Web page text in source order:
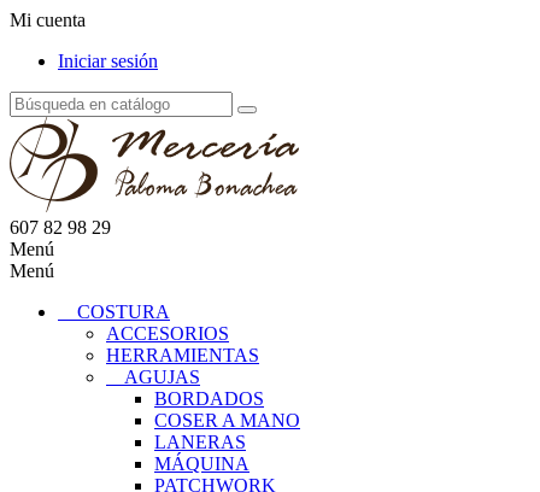
Mi cuenta
Iniciar sesión
607 82 98 29
Menú
Menú
COSTURA
ACCESORIOS
HERRAMIENTAS
AGUJAS
BORDADOS
COSER A MANO
LANERAS
MÁQUINA
PATCHWORK